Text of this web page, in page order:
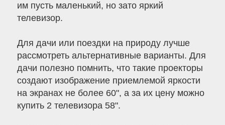
им пусть маленький, но зато яркий
телевизор.
Для дачи или поездки на природу лучше
рассмотреть альтернативные варианты. Для
дачи полезно помнить, что такие проекторы
создают изображение приемлемой яркости
на экранах не более 60", а за их цену можно
купить 2 телевизора 58".